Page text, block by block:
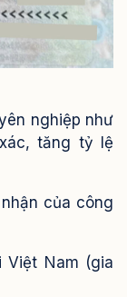
nghiệp như
tăng tỷ lệ
của công
Việt Nam (gia